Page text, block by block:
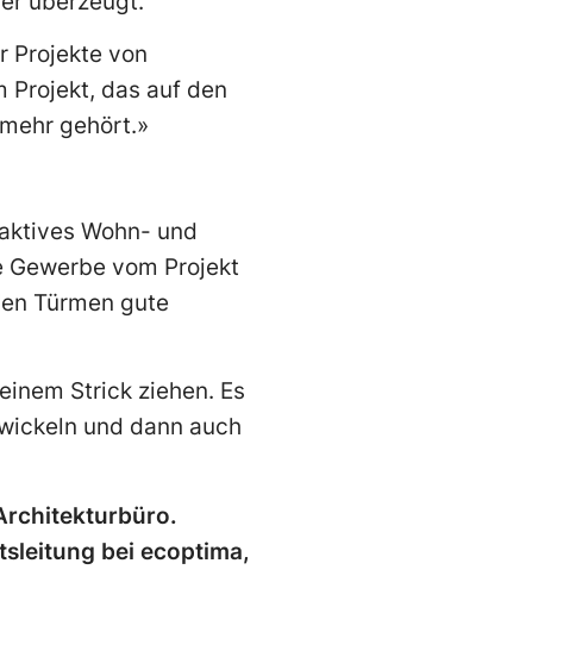
Projekte von
Projekt, das auf den
gehört.»
Wohn- und
vom Projekt
Türmen gute
Strick ziehen. Es
und dann auch
bei ecoptima,